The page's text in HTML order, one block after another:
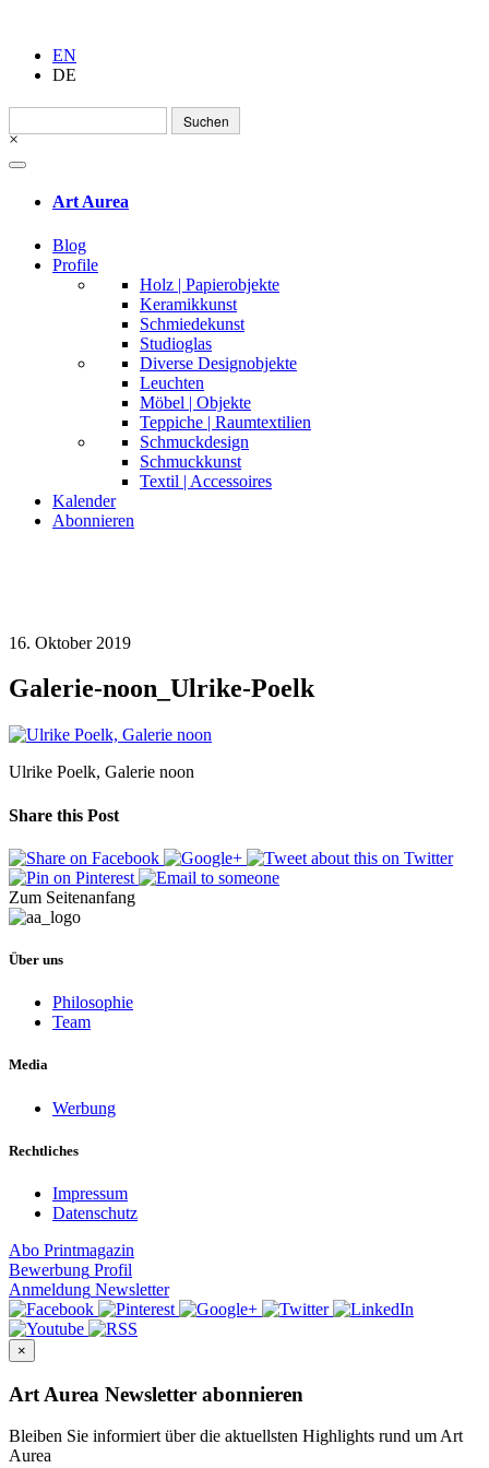
EN
DE
Suchen
nach:
×
Art Aurea
Blog
Profile
Holz | Papierobjekte
Keramikkunst
Schmiedekunst
Studioglas
Diverse Designobjekte
Leuchten
Möbel | Objekte
Teppiche | Raumtextilien
Schmuckdesign
Schmuckkunst
Textil | Accessoires
Kalender
Abonnieren
16. Oktober 2019
Galerie-noon_Ulrike-Poelk
Ulrike Poelk, Galerie noon
Share this Post
Zum Seitenanfang
Über uns
Philosophie
Team
Media
Werbung
Rechtliches
Impressum
Datenschutz
Abo Printmagazin
Bewerbung Profil
Anmeldung Newsletter
×
Art Aurea Newsletter abonnieren
Bleiben Sie informiert über die aktuellsten Highlights rund um Art
Aurea